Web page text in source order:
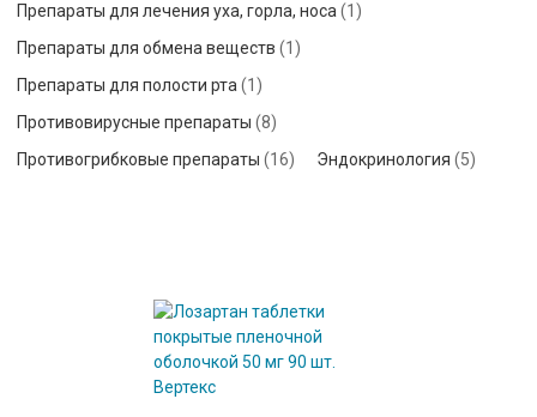
Препараты для лечения уха, горла, носа (1)
Препараты для обмена веществ (1)
Препараты для полости рта (1)
Противовирусные препараты (8)
Противогрибковые препараты (16) Эндокринология (5)